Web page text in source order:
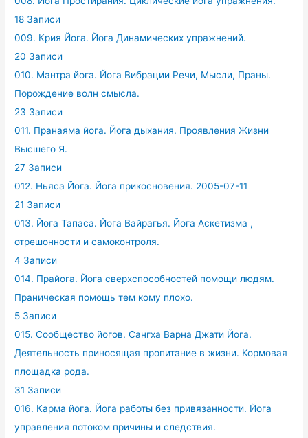
18 Записи
009. Крия Йога. Йога Динамических упражнений.
20 Записи
010. Мантра йога. Йога Вибрации Речи, Мысли, Праны.
Порождение волн смысла.
23 Записи
011. Пранаяма йога. Йога дыхания. Проявления Жизни
Высшего Я.
27 Записи
012. Ньяса Йога. Йога прикосновения. 2005-07-11
21 Записи
013. Йога Тапаса. Йога Вайрагья. Йога Аскетизма ,
отрешонности и самоконтроля.
4 Записи
014. Прайога. Йога сверхспособностей помощи людям.
Праническая помощь тем кому плохо.
5 Записи
015. Сообщество йогов. Сангха Варна Джати Йога.
Деятельность приносящая пропитание в жизни. Кормовая
площадка рода.
31 Записи
016. Карма йога. Йога работы без привязанности. Йога
управления потоком причины и следствия.